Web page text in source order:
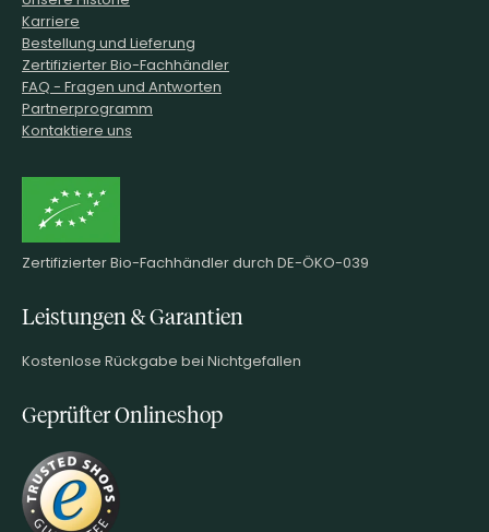
Karriere
Bestellung und Lieferung
Zertifizierter Bio-Fachhändler
FAQ - Fragen und Antworten
Partnerprogramm
Kontaktiere uns
Zertifizierter Bio-Fachhändler durch DE-ÖKO-039
Leistungen & Garantien
Kostenlose Rückgabe bei Nichtgefallen
Geprüfter Onlineshop